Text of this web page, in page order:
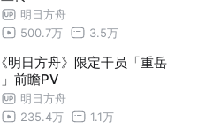
明日方舟
500.7万
3.5万
《明日方舟》限定干员「重岳
」前瞻PV
明日方舟
235.4万
1.1万